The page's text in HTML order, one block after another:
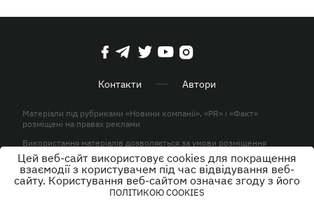
Контакти Автори
Матеріали під рубриками «Новини компанії», «PR» і «Факт»
розміщені на правах реклами
Використання матеріалів дозволяється за умови розміщення
активного гіперпосилання на KP.UA в першому абзаці.
© ТОВ «ЮЛАВ МЕДІА» 2026. Всі права захищені.
Цей веб-сайт використовує cookies для покращення
взаємодії з користувачем під час відвідування веб-
сайту. Користування веб-сайтом означає згоду з його
ПОЛІТИКОЮ COOKIES